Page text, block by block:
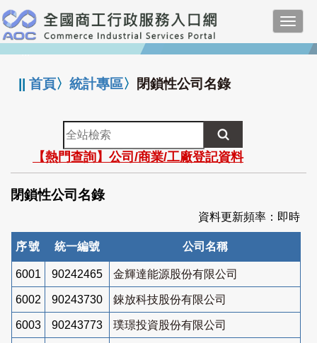
跳
到
主
要
:::
||首頁〉統計專區〉 閉鎖性公司名錄
全
站
檢
索
【熱門查詢】公司/商業/工廠登記資料
閉鎖性公司名錄
資料更新頻率：即時
序號 統一編號 公司名稱
6001 90242465 金輝達能源股份有限公司
6002 90243730 錸放科技股份有限公司
6003 90243773 璞璟投資股份有限公司